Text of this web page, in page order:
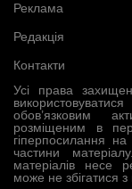
Усі права
обов’язковим
розміщеним в
гіперпосилання
частини
матеріалів несе
може не збігатися з
Реклама
Редакція
Контакти